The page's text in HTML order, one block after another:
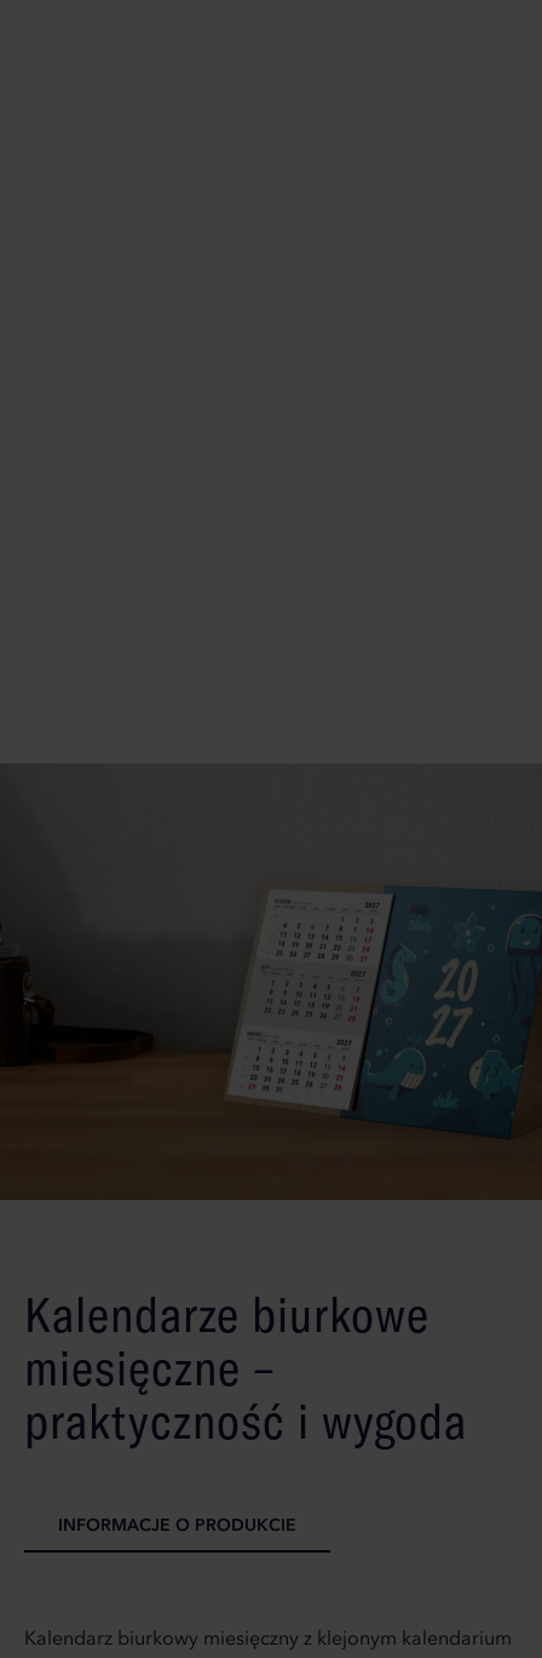
Kalendarze biurkowe
miesięczne –
praktyczność i wygoda
INFORMACJE O PRODUKCIE
Kalendarz biurkowy miesięczny z klejonym kalendarium